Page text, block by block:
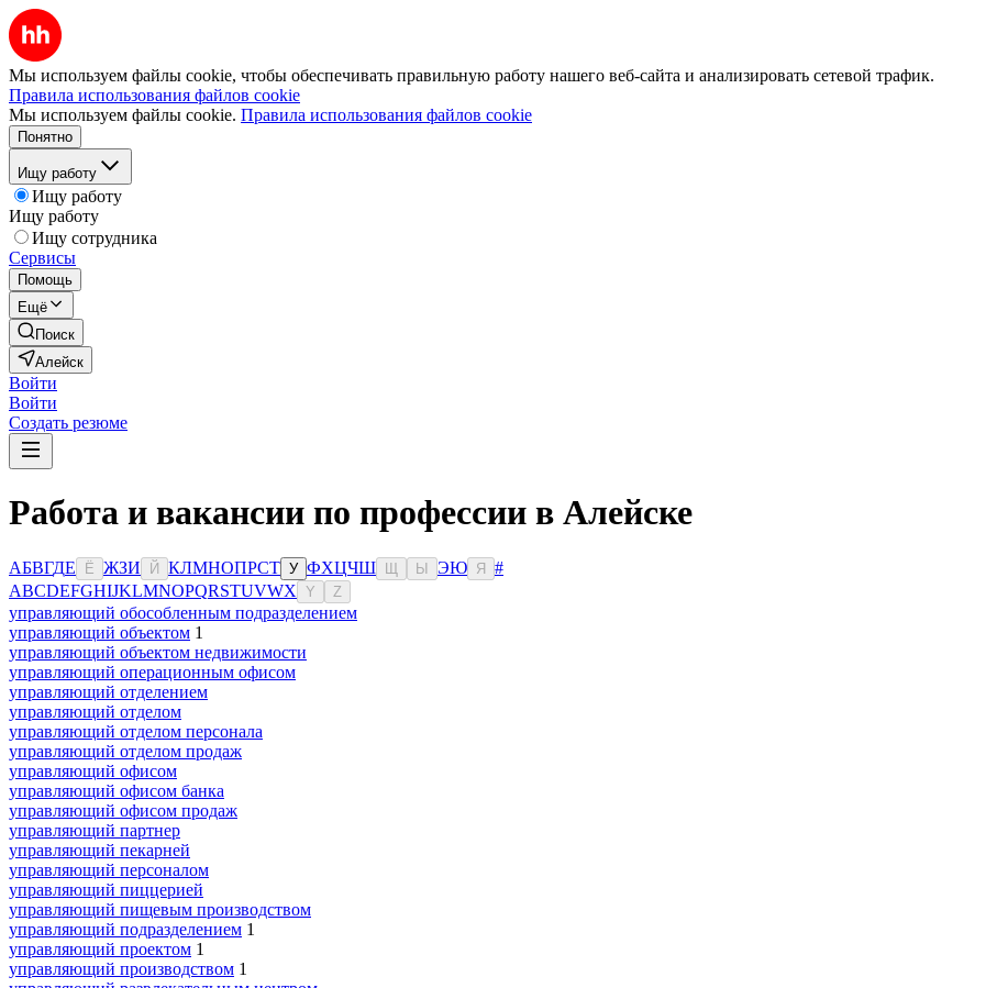
Мы используем файлы cookie, чтобы обеспечивать правильную работу нашего веб-сайта и анализировать сетевой трафик.
Правила использования файлов cookie
Мы используем файлы cookie. Правила использования файлов cookie
Понятно
Ищу работу
Ищу работу
Ищу работу
Ищу сотрудника
Сервисы
Помощь
Ещё
Поиск
Алейск
Войти
Войти
Создать резюме
Работа и вакансии по профессии в Алейске
АБВГДЕ Ё ЖЗИ Й КЛМНОПРСТ У ФХЦЧШ Ы ЭЮ Я
#
ABCDEFGHIJKLMNOPQRSTUVWX Y Z
управляющий обособленным подразделением
управляющий объектом 1
управляющий объектом недвижимости
управляющий операционным офисом
управляющий отделением
управляющий отделом
управляющий отделом персонала
управляющий отделом продаж
управляющий офисом
управляющий офисом банка
управляющий офисом продаж
управляющий партнер
управляющий пекарней
управляющий персоналом
управляющий пиццерией
управляющий пищевым производством
управляющий подразделением 1
управляющий проектом 1
управляющий производством 1